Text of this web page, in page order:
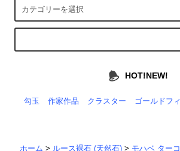
HOT!NEW!
勾玉 作家作品 クラスター ゴールドフ
ホーム > ルース裸石 (天然石) > モハベ ター